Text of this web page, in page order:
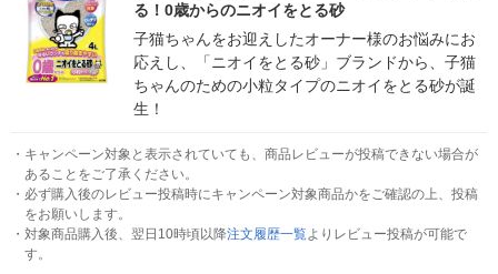
る！0歳からのニオイをとる砂
子猫ちゃんをお迎えしたオーナー様のお悩みにお
応えし、「ニオイをとる砂」ブランドから、子猫
ちゃんのための小粒タイプのニオイをとる砂が誕
生！
・ キャンペーン対象と表示されていても、商品レビューが投稿できない場合が
あることをご了承ください。
・ 必ず購入後のレビュー投稿時にキャンペーン対象商品かをご確認の上、投稿
をお願いします。
・ 対象商品購入後、翌日10時頃以降注文履歴一覧よりレビュー投稿が可能で
す。